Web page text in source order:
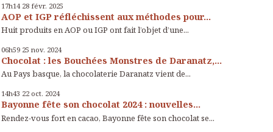
17h14 28 févr. 2025
AOP et IGP réfléchissent aux méthodes pour...
Huit produits en AOP ou IGP ont fait l’objet d’une...
06h59 25 nov. 2024
Chocolat : les Bouchées Monstres de Daranatz,...
Au Pays basque, la chocolaterie Daranatz vient de...
14h43 22 oct. 2024
Bayonne fête son chocolat 2024 : nouvelles...
Rendez-vous fort en cacao, Bayonne fête son chocolat se...